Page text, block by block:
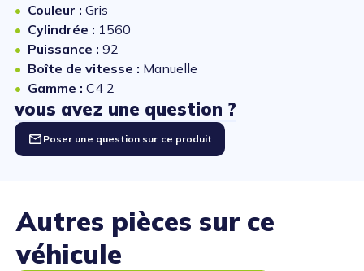
Couleur : Gris
Cylindrée : 1560
Puissance : 92
Boîte de vitesse : Manuelle
Gamme : C4 2
vous avez une question ?
Poser une question sur ce produit
Autres pièces sur ce
véhicule